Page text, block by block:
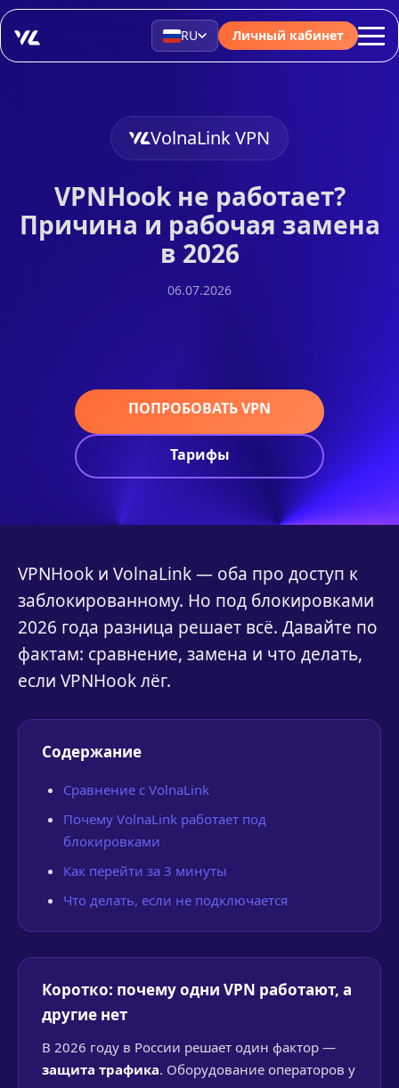
RU Личный кабинет
VolnaLink VPN
VPNHook не работает?
Причина и рабочая замена
в 2026
06.07.2026
ПОПРОБОВАТЬ VPN
Тарифы
VPNHook и VolnaLink — оба про доступ к
заблокированному. Но под блокировками
2026 года разница решает всё. Давайте по
фактам: сравнение, замена и что делать,
если VPNHook лёг.
Содержание
Сравнение с VolnaLink
Почему VolnaLink работает под
блокировками
Как перейти за 3 минуты
Что делать, если не подключается
Коротко: почему одни VPN работают, а
другие нет
В 2026 году в России решает один фактор —
защита трафика. Оборудование операторов у